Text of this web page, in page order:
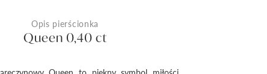
Opis pierścionka
Queen 0,40 ct